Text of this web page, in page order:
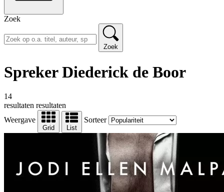
Zoek
Zoek
Spreker Diederick de Boor
14
resultaten resultaten
Weergave
Grid List
Sorteer